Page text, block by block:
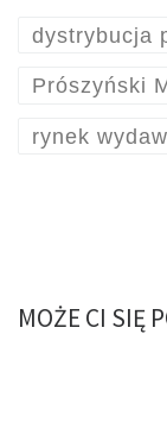
dystrybucja
Prószyński
rynek
MOŻE CI SIĘ